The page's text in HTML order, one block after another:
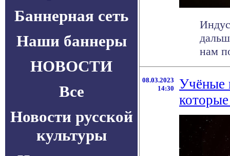
Баннерная сеть
Наши баннеры
НОВОСТИ
Все
Новости русской
культуры
нам
08.03.2023
14:30
Учёные